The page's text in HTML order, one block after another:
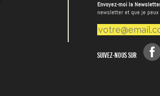
Envoyez-moi la
newsletter et que je
SUIVEZ-NOUS SUR